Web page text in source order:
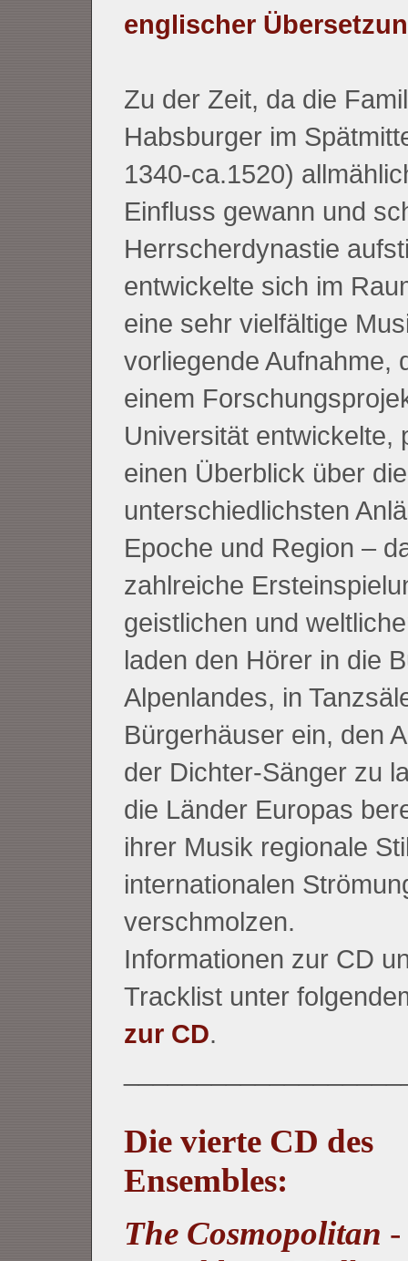
englischer
Zu der Zeit, da die
Habsburger im
1340-ca.1520)
Einfluss gewann und
Herrscherdynastie
entwickelte sich im
eine sehr vielfältige
vorliegende Aufnahme,
einem
Universität entwickelte,
einen Überblick über
unterschiedlichsten
Epoche und Region –
zahlreiche
geistlichen und
laden den Hörer in die
Alpenlandes, in
Bürgerhäuser ein, den
der Dichter-Sänger zu
die Länder Europas
ihrer Musik regionale
internationalen
verschmolzen.
Informationen zur CD
Tracklist unter
zur CD.
Die vierte CD des
Ensembles:
The Cosmopolitan -